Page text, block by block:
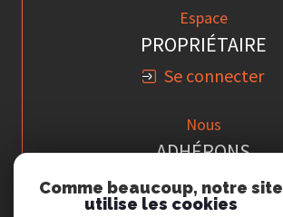
Espace
PROPRIÉTAIRE
Se connecter
Nous
ADHÉRONS
Comme beaucoup, notre site
utilise les cookies